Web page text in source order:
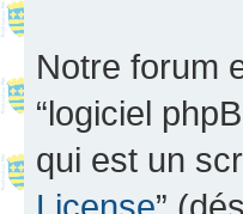
Notre forum
“logiciel
qui est un